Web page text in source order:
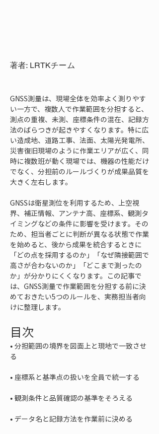
著者: LRTKチーム
GNSS測量は、現場全体を効率よく測りやす
い一方で、複数人で作業範囲を分担すると、
測点の重複、未測、座標条件の混在、記録方
法のばらつきが起きやすくなります。特に広
い造成地、道路工事、法面、太陽光発電所、
災害復旧現場のように作業エリアが広く、同
時に複数班が動く現場では、機器の性能だけ
でなく、分担前のルールづくりが成果品質を
大きく左右します。
GNSSは衛星測位を利用するため、上空視
界、補正情報、アンテナ高、座標系、観測タ
イミングなどの条件に影響を受けます。その
ため、担当者ごとに判断が異なる状態で作業
を始めると、後から成果を統合するときに
「どの点を採用するのか」「なぜ隣接範囲で
高さが合わないのか」「どこまで測ったの
か」が分かりにくくなります。この記事で
は、GNSS測量で作業範囲を分担する前に決
めておきたい5つのルールを、実務担当者向
けに整理します。
目次
• 分担範囲の境界を図面上と現地で一致させ
•
•
•